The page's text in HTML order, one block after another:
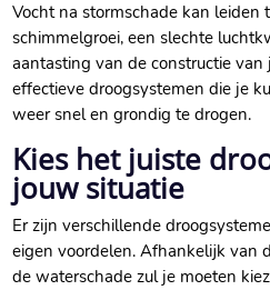
Vocht na stormschade kan leiden
schimmelgroei, een slechte
aantasting van de constructie
effectieve droogsystemen die je
weer snel en grondig te drogen.​
Kies het juiste
jouw situatie
Er zijn verschillende
eigen voordelen.​ Afhankelijk van
de waterschade zul je moeten